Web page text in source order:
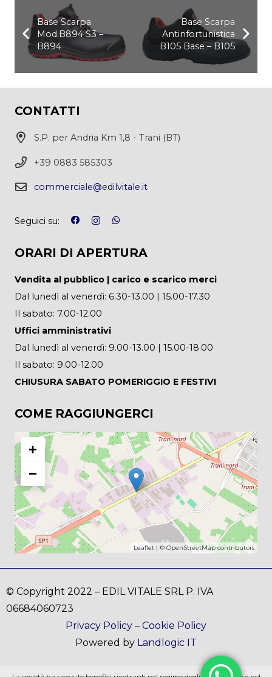
Base Scarpa
Mod.B894 S3 –
B894
Base Scarpa
Antinfortunistica
B105 Base – B105
CONTATTI
S.P. per Andria Km 1,8 - Trani (BT)
+39 0883 585303
commerciale@edilvitale.it
Seguici su:
ORARI DI APERTURA
Vendita al pubblico | carico e scarico merci
Dal lunedì al venerdì: 6.30-13.00 | 15.00-17.30
Il sabato: 7.00-12.00
Uffici amministrativi
Dal lunedì al venerdì: 9.00-13.00 | 15.00-18.00
Il sabato: 9.00-12.00
CHIUSURA SABATO POMERIGGIO E FESTIVI
COME RAGGIUNGERCI
+
−
Leaflet | © OpenStreetMapcontributors
© Copyright 2022 – EDIL VITALE SRL P. IVA
06684060723
Privacy Policy – Cookie Policy
Powered by Landlogic IT